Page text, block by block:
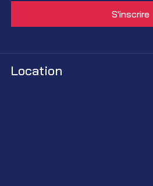
Location